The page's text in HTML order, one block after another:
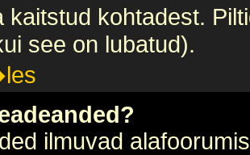
kaitstud kohtadest.
see on lubatud).
ilmuvad